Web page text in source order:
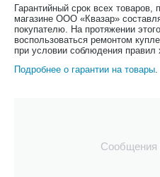
Гарантийный срок всех товаров,
магазине ООО «Квазар»
покупателю. На протяжении
воспользоваться ремонтом
при условии соблюдения правил
Подробнее о гарантии на товары.
Сообщения